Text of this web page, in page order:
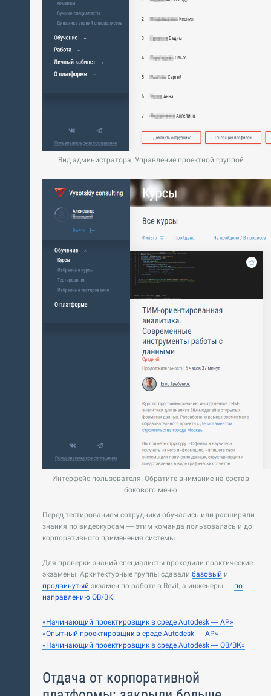
Вид администратора. Управление проектной группой
Интерфейс пользователя. Обратите внимание на состав
бокового меню
Перед тестированием сотрудники обучались или расширяли
знания по видеокурсам — этим команда пользовалась и до
корпоративного применения системы.
Для проверки знаний специалисты проходили практические
экзамены. Архитектурные группы сдавали базовый и
продвинутый экзамен по работе в Revit, а инженеры — по
направлению ОВ/ВК:
«Начинающий проектировщик в среде Autodesk — АР»
«Опытный проектировщик в среде Autodesk — АР»
«Начинающий проектировщик в среде Autodesk — ОВ/ВК»
Отдача от корпоративной